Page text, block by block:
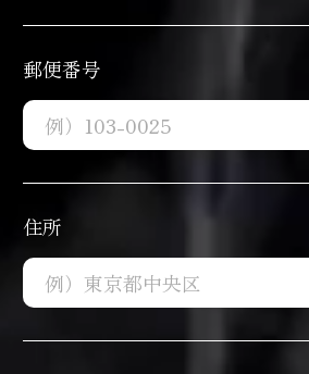
郵便番号
住所